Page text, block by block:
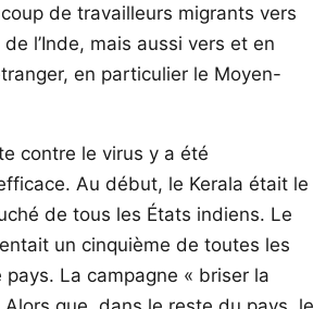
de travailleurs migrants vers
l’Inde, mais aussi vers et en
en particulier le Moyen-
contre le virus y a été
Au début, le Kerala était le
de tous les États indiens. Le
un cinquième de toutes les
La campagne « briser la